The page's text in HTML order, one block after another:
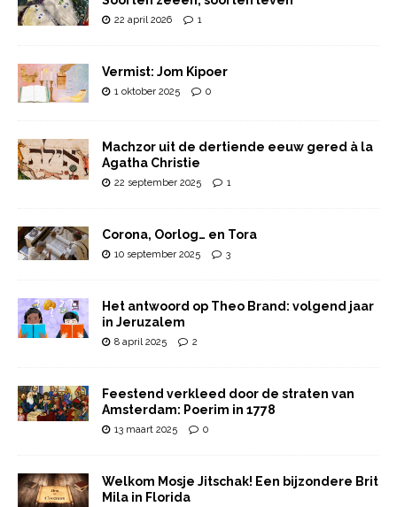
22 april 2026 1
Vermist: Jom Kipoer
1 oktober 2025 0
Machzor uit de dertiende eeuw gered à la
Agatha Christie
22 september 2025 1
Corona, Oorlog… en Tora
10 september 2025 3
Het antwoord op Theo Brand: volgend jaar
in Jeruzalem
8 april 2025 2
Feestend verkleed door de straten van
Amsterdam: Poerim in 1778
13 maart 2025 0
Welkom Mosje Jitschak! Een bijzondere Brit
Mila in Florida